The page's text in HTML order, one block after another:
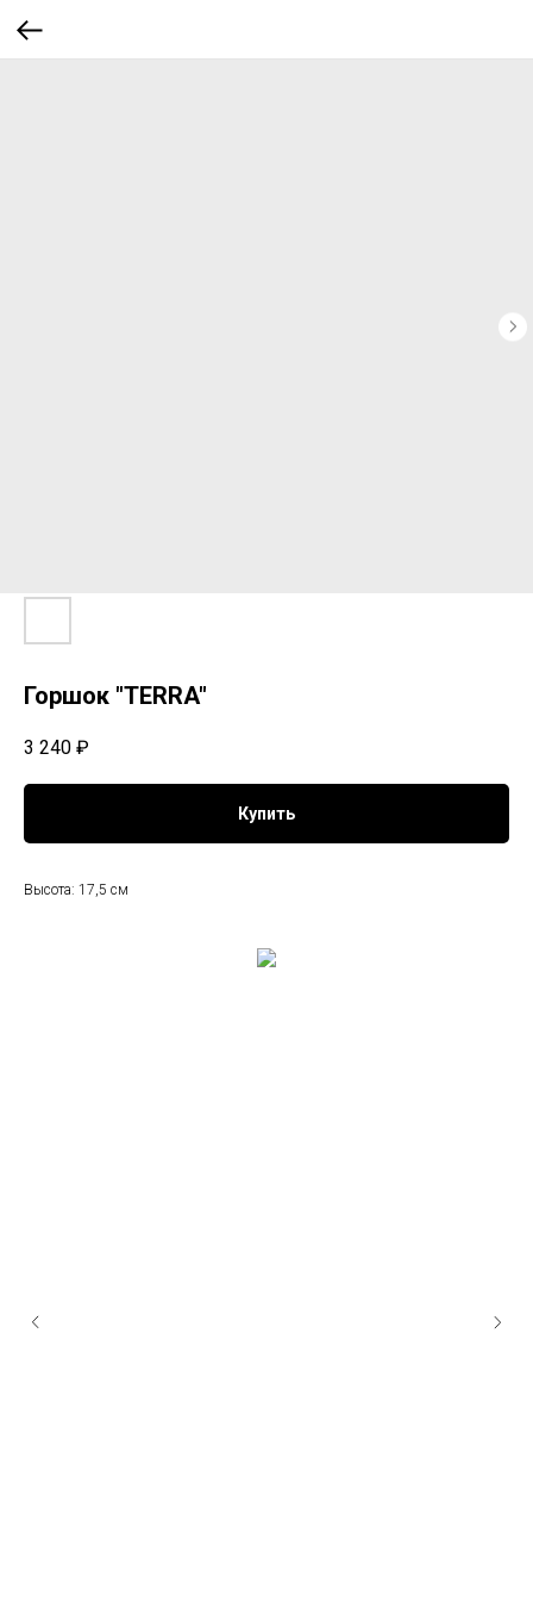
Горшок "TERRA"
3 240 ₽
Купить
Высота: 17,5 см